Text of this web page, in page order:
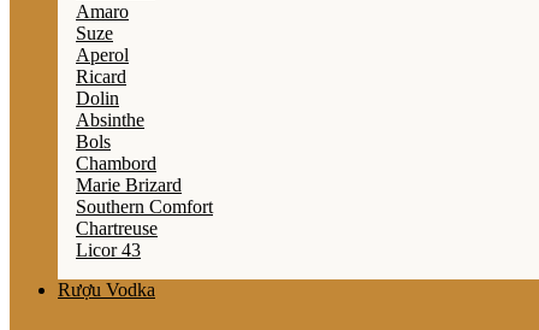
Amaro
Suze
Aperol
Ricard
Dolin
Absinthe
Bols
Chambord
Marie Brizard
Southern Comfort
Chartreuse
Licor 43
Rượu Vodka